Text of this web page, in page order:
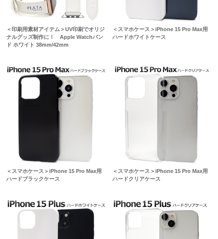
＜印刷用素材アイテム＞UV印刷でオリジ
ナルグッズ制作に！ Apple Watchバン
ド ホワイト 38mm/42mm
＜スマホケース＞iPhone 15 Pro Max用
ハードホワイトケース
＜スマホケース＞iPhone 15 Pro Max用
ハードブラックケース
＜スマホケース＞iPhone 15 Pro Max用
ハードクリアケース